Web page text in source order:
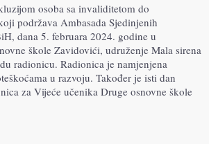
osoba sa invaliditetom do
podržava Ambasada Sjedinjenih
dana 5. februara 2024. godine u
škole Zavidovići, udruženje Mala sirena
radionicu. Radionica je namjenjena
u razvoju. Također je isti dan
za Vijeće učenika Druge osnovne škole